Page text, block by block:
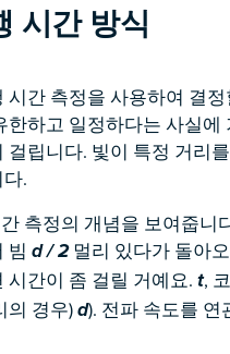
시간 방식
시간 측정을 사용하여 결
한하고 일정하다는 사실
걸립니다. 빛이 특정 거리
.
측정의 개념을 보여줍
빔 d / 2멀리 있다가 돌아
시간이 좀 걸릴 거예요. t,
의 경우)d). 전파 속도를